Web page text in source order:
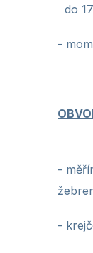
do
-
-
-